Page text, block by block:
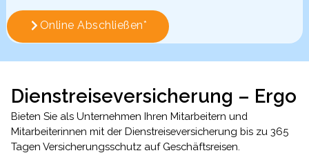
Online Abschließen*
Dienstreiseversicherung – Ergo
Bieten Sie als Unternehmen Ihren Mitarbeitern und
Mitarbeiterinnen mit der Dienstreiseversicherung bis zu 365
Tagen Versicherungsschutz auf Geschäftsreisen.